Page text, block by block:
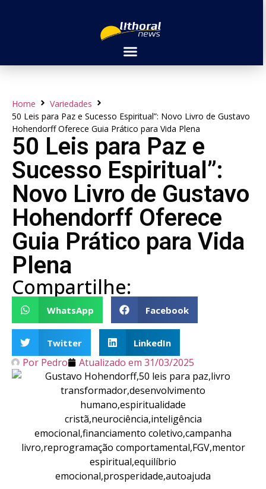
Home
Variedades
50 Leis para Paz e Sucesso Espiritual”: Novo Livro de Gustavo
Hohendorff Oferece Guia Prático para Vida Plena
50 Leis para Paz e
Sucesso Espiritual”:
Novo Livro de Gustavo
Hohendorff Oferece
Guia Prático para Vida
Plena
Compartilhe:
WhatsApp Facebook
Twitter LinkedIn
Por Pedro Atualizado em 31/03/2025